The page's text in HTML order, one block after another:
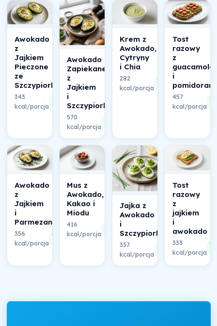
Awokado
z
Jajkiem
Pieczone
ze
Szczypiorkiem
343
kcal/porcja
składu
Awokado
Zapiekane
z
Jajkiem
i
Szczypiorkiem
570
kcal/porcja
Krem z
Awokado,
Cytryny
i Chia
282
kcal/porcja
48%
składu
Tost
razowy
z
guacamole
i
pomidorami
457
kcal/porcja
Awokado
z
Jajkiem
i
Parmezanem
356
kcal/porcja
45%
Mus z
Awokado,
Kakao i
Miodu
416
kcal/porcja
składu
Jajka z
Awokado
i
Szczypiorkiem
337
kcal/porcja
44%
składu
Tost
razowy
z
jajkiem
i
awokado
333
kcal/porcja